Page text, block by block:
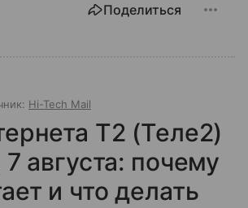
Поделиться
Hi-Tech Mail
T2 (Теле2)
августа: почему
и что делать